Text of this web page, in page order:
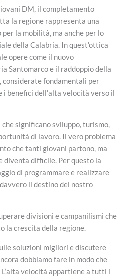
DM, il completamento
la regione rappresenta una
la mobilità, ma anche per lo
della Calabria. In quest’ottica
opere come il nuovo
Santomarco e il raddoppio della
considerate fondamentali per
benefici dell’alta velocità verso il
significano sviluppo, turismo,
di lavoro. Il vero problema
che tanti giovani partono, ma
diventa difficile. Per questo la
di programmare e realizzare
il destino del nostro
divisioni e campanilismi che
la crescita della regione.
soluzioni migliori e discutere
dobbiamo fare in modo che
velocità appartiene a tutti i